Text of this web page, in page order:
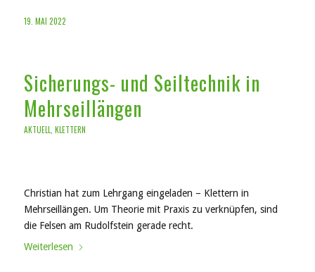
19. MAI 2022
Sicherungs- und Seiltechnik in
Mehrseillängen
AKTUELL KLETTERN
Christian hat zum Lehrgang eingeladen – Klettern in
Mehrseillängen. Um Theorie mit Praxis zu verknüpfen, sind
die Felsen am Rudolfstein gerade recht.
Weiterlesen